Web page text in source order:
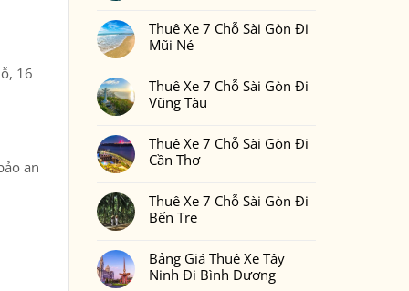
16
an
Bình
Phước
7
Chỗ
Sài
Đà
Lạt
bình
luận
ở
7
Chỗ
Sài
Nha
Trang
Thuê Xe 7 Chỗ Sài Gòn Đi
Mũi Né
bình
luận
ở
7
Chỗ
Sài
Mũi
Né
Thuê Xe 7 Chỗ Sài Gòn Đi
Vũng Tàu
bình
luận
ở
7
Chỗ
Sài
Vũng
Tàu
Thuê Xe 7 Chỗ Sài Gòn Đi
Cần Thơ
bình
luận
ở
7
Chỗ
Sài
Thuê Xe 7 Chỗ Sài Gòn Đi
Bến Tre
bình
luận
ở
Bảng Giá Thuê Xe Tây
Ninh Đi Bình Dương